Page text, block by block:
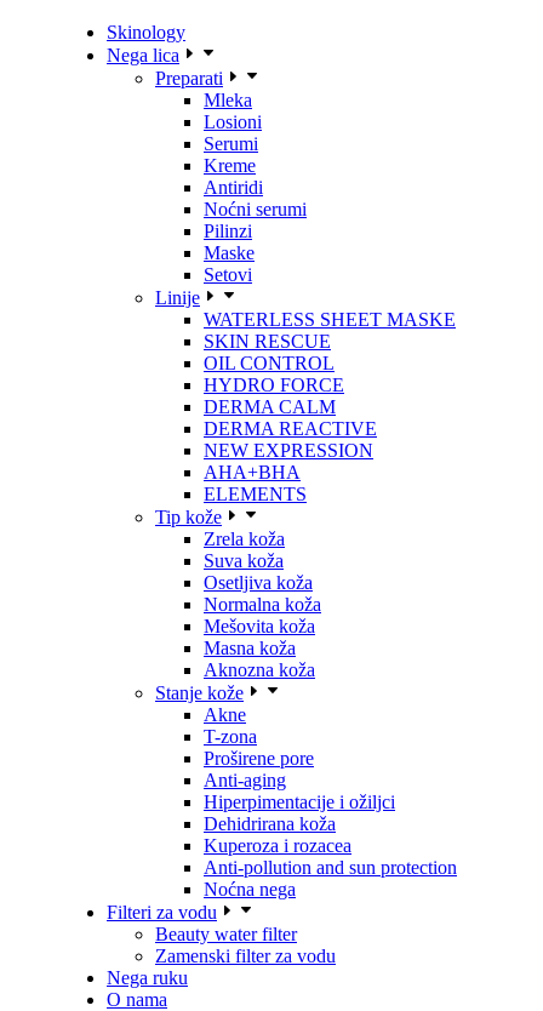
Skinology
Nega lica
Preparati
Mleka
Losioni
Serumi
Kreme
Antiridi
Noćni serumi
Pilinzi
Maske
Setovi
Linije
WATERLESS SHEET MASKE
SKIN RESCUE
OIL CONTROL
HYDRO FORCE
DERMA CALM
DERMA REACTIVE
NEW EXPRESSION
AHA+BHA
ELEMENTS
Tip kože
Zrela koža
Suva koža
Osetljiva koža
Normalna koža
Mešovita koža
Masna koža
Aknozna koža
Stanje kože
Akne
T-zona
Proširene pore
Anti-aging
Hiperpimentacije i ožiljci
Dehidrirana koža
Kuperoza i rozacea
Anti-pollution and sun protection
Noćna nega
Filteri za vodu
Beauty water filter
Zamenski filter za vodu
Nega ruku
O nama